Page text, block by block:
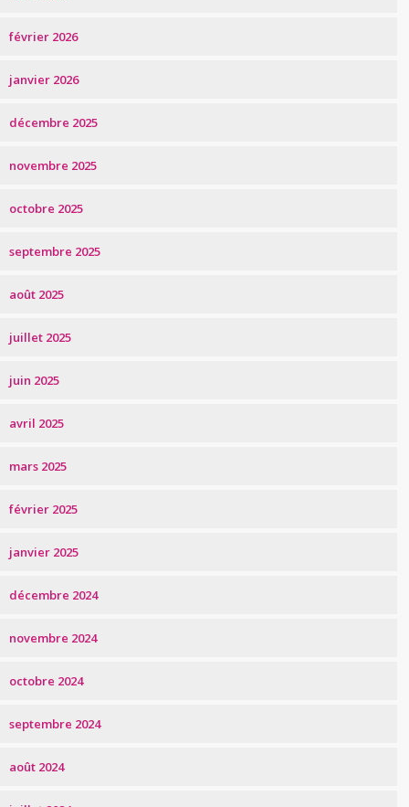
février 2026
janvier 2026
décembre 2025
novembre 2025
octobre 2025
septembre 2025
août 2025
juillet 2025
juin 2025
avril 2025
mars 2025
février 2025
janvier 2025
décembre 2024
novembre 2024
octobre 2024
septembre 2024
août 2024